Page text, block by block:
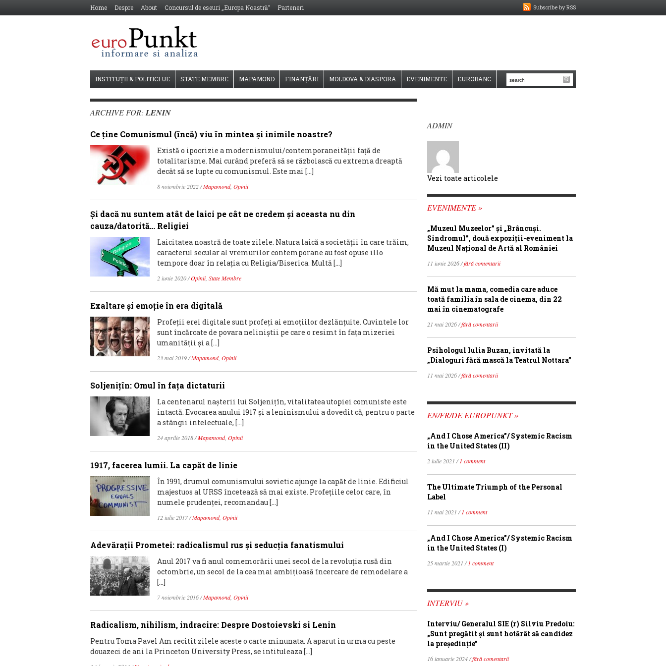
Subscribe by RSS
Home Despre About Concursul de eseuri „Europa Noastră” Parteneri
INSTITUȚII & POLITICI UE STATE MEMBRE MAPAMOND FINANȚĂRI MOLDOVA & DIASPORA EVENIMENTE EUROBANC
ARCHIVE FOR: LENIN
Ce ține Comunismul (încă) viu în mintea și inimile noastre?
Există o ipocrizie a modernismului/contemporaneității față de
totalitarisme. Mai curând preferă să se războiască cu extrema dreaptă
decât să se lupte cu comunismul. Este mai […]
8 noiembrie 2022/Mapamond, Opinii
Și dacă nu suntem atât de laici pe cât ne credem și aceasta nu din
cauza/datorită… Religiei
Laicitatea noastră de toate zilele. Natura laică a societății în care trăim,
caracterul secular al vremurilor contemporane au fost opuse illo
tempore doar în relația cu Religia/Biserica. Multă […]
2 iunie 2020/Opinii, State Membre
Exaltare şi emoţie în era digitală
Profeţii erei digitale sunt profeţi ai emoţiilor dezlănţuite. Cuvintele lor
sunt încărcate de povara neliniştii pe care o resimt în faţa mizeriei
umanităţii şi a […]
23 mai 2019/Mapamond, Opinii
Soljeniţîn: Omul în faţa dictaturii
La centenarul naşterii lui Soljeniţîn, vitalitatea utopiei comuniste este
intactă. Evocarea anului 1917 şi a leninismului a dovedit că, pentru o parte
a stângii intelectuale, […]
24 aprilie 2018/Mapamond, Opinii
1917, facerea lumii. La capăt de linie
În 1991, drumul comunismului sovietic ajunge la capăt de linie. Edificiul
majestuos al URSS încetează să mai existe. Profeţiile celor care, în
numele prudenţei, recomandau […]
12 iulie 2017/Mapamond, Opinii
Adevăraţii Prometei: radicalismul rus şi seducţia fanatismului
Anul 2017 va fi anul comemorării unei secol de la revoluţia rusă din
octombrie, un secol de la cea mai ambiţioasă încercare de remodelare a
[…]
7 noiembrie 2016/Mapamond, Opinii
Radicalism, nihilism, indracire: Despre Dostoievski si Lenin
Pentru Toma Pavel Am recitit zilele aceste o carte minunata. A aparut in urma cu peste
douazeci de ani la Princeton University Press, se intituleaza […]
ADMIN
Vezi toate articolele
EVENIMENTE »
„Muzeul Muzeelor” și „Brâncuși.
Sindromul”, două expoziții-eveniment la
Muzeul Național de Artă al României
11 iunie 2026 /fără comentarii
Mă mut la mama, comedia care aduce
toată familia în sala de cinema, din 22
mai în cinematografe
21 mai 2026 /fără comentarii
Psihologul Iulia Buzan, invitată la
„Dialoguri fără mască la Teatrul Nottara”
11 mai 2026 /fără comentarii
EN/FR/DE EUROPUNKT »
„And I Chose America”/ Systemic Racism
in the United States (II)
2 iulie 2021 /1 comment
The Ultimate Triumph of the Personal
Label
11 mai 2021 /1 comment
„And I Chose America”/ Systemic Racism
in the United States (I)
25 martie 2021 /1 comment
INTERVIU »
Interviu/ Generalul SIE (r) Silviu Predoiu:
„Sunt pregătit și sunt hotărât să candidez
la președinție”
16 ianuarie 2024 /fără comentarii